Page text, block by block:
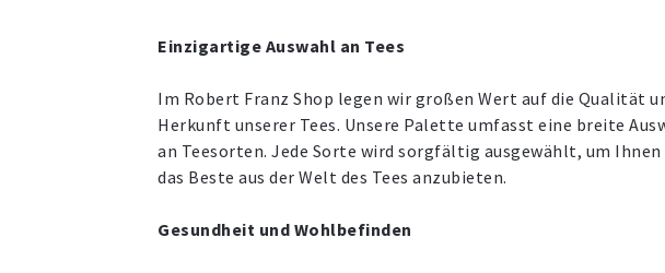
Einzigartige Auswahl an Tees
Im Robert Franz Shop legen wir großen Wert auf die Qualität
Herkunft unserer Tees. Unsere Palette umfasst eine breite
an Teesorten. Jede Sorte wird sorgfältig ausgewählt, um Ihnen
das Beste aus der Welt des Tees anzubieten.
Gesundheit und Wohlbefinden